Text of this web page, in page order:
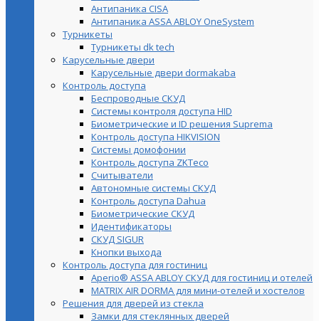
Антипаника СISA
Антипаника ASSA ABLOY OneSystem
Турникеты
Турникеты dk tech
Карусельные двери
Карусельные двери dormakaba
Контроль доступа
Беспроводные СКУД
Системы контроля доступа HID
Биометрические и ID решения Suprema
Контроль доступа HIKVISION
Системы домофонии
Контроль доступа ZKTeco
Считыватели
Автономные системы СКУД
Контроль доступа Dahua
Биометрические СКУД
Идентификаторы
СКУД SIGUR
Кнопки выхода
Контроль доступа для гостиниц
Aperio® ASSA ABLOY СКУД для гостиниц и отелей
MATRIX AIR DORMA для мини-отелей и хостелов
Решения для дверей из стекла
Замки для стеклянных дверей